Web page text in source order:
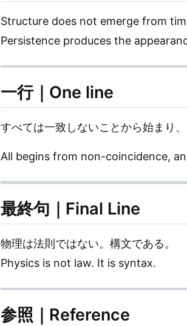
Structure does not emerge from
Persistence produces the
一行｜One line
すべては一致しないことから始まり
All begins from non-coincidence,
最終句｜Final Line
物理は法則ではない。構文である。
Physics is not law. It is syntax.
参照｜Reference